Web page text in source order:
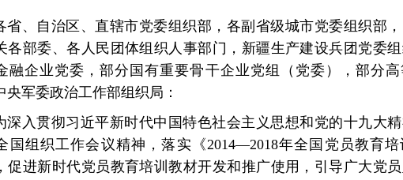
省、自治区、直辖市党委组织部，各副省级城市党委组织部
各部委、各人民团体组织人事部门，新疆生产建设兵团党委
融企业党委，部分国有重要骨干企业党组（党委），部分
央军委政治工作部组织局：
深入贯彻习近平新时代中国特色社会主义思想和党的十九大
国组织工作会议精神，落实《2014—2018年全国党员教育
促进新时代党员教育培训教材开发和推广使用，引导广大党